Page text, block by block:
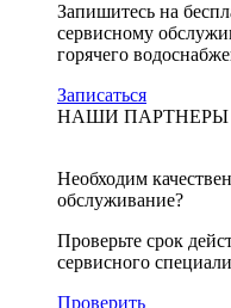
Запишитесь на
сервисному
горячего
Записаться
НАШИ ПАРТНЕРЫ
Необходим
обслуживание?
Проверьте срок
сервисного
Проверить